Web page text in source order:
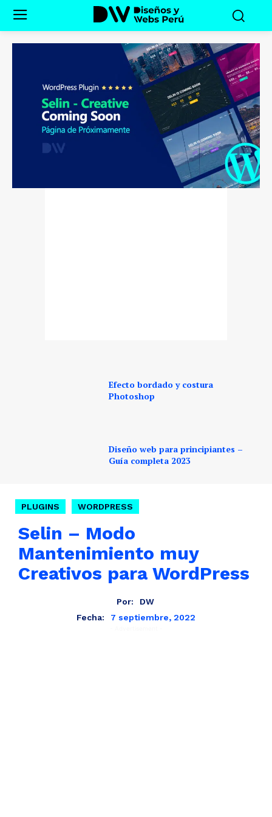
Efecto bordado y costura
Photoshop
Diseño web para principiantes –
Guía completa 2023
PLUGINS WORDPRESS
Selin – Modo
Mantenimiento muy
Creativos para WordPress
Por:
DW
Fecha:
7 septiembre, 2022